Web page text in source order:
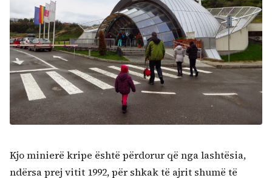
Kërko:
Kjo minierë kripe është përdorur që nga lashtësia,
ndërsa prej vitit 1992, për shkak të ajrit shumë të